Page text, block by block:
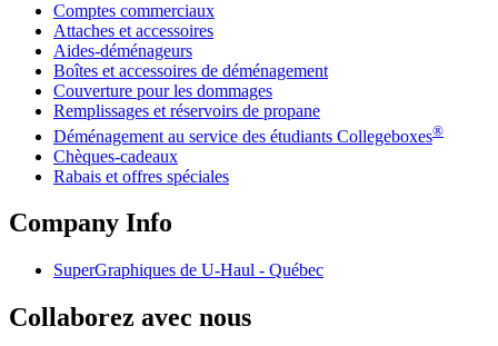
Comptes commerciaux
Attaches et accessoires
Aides-déménageurs
Boîtes et accessoires de déménagement
Couverture pour les dommages
Remplissages et réservoirs de propane
Déménagement au service des étudiants Collegeboxes®
Chèques-cadeaux
Rabais et offres spéciales
Company Info
SuperGraphiques de U-Haul - Québec
Collaborez avec nous